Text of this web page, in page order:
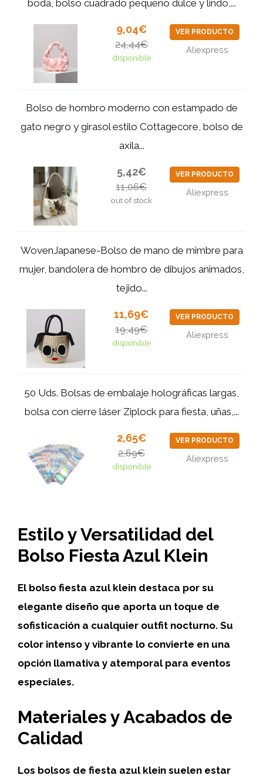
boda, bolso cuadrado pequeño dulce y lindo,...
9,04€
24,44€
disponible
VER PRODUCTO
Aliexpress
Bolso de hombro moderno con estampado de
gato negro y girasol estilo Cottagecore, bolso de
axila...
5,42€
11,06€
out of stock
VER PRODUCTO
Aliexpress
WovenJapanese-Bolso de mano de mimbre para
mujer, bandolera de hombro de dibujos animados,
tejido...
11,69€
19,49€
disponible
VER PRODUCTO
Aliexpress
50 Uds. Bolsas de embalaje holográficas largas,
bolsa con cierre láser Ziplock para fiesta, uñas,...
2,65€
2,69€
disponible
VER PRODUCTO
Aliexpress
Estilo y Versatilidad del
Bolso Fiesta Azul Klein
El bolso fiesta azul klein destaca por su
elegante diseño que aporta un toque de
sofisticación a cualquier outfit nocturno. Su
color intenso y vibrante lo convierte en una
opción llamativa y atemporal para eventos
especiales.
Materiales y Acabados de
Calidad
Los bolsos de fiesta azul klein suelen estar